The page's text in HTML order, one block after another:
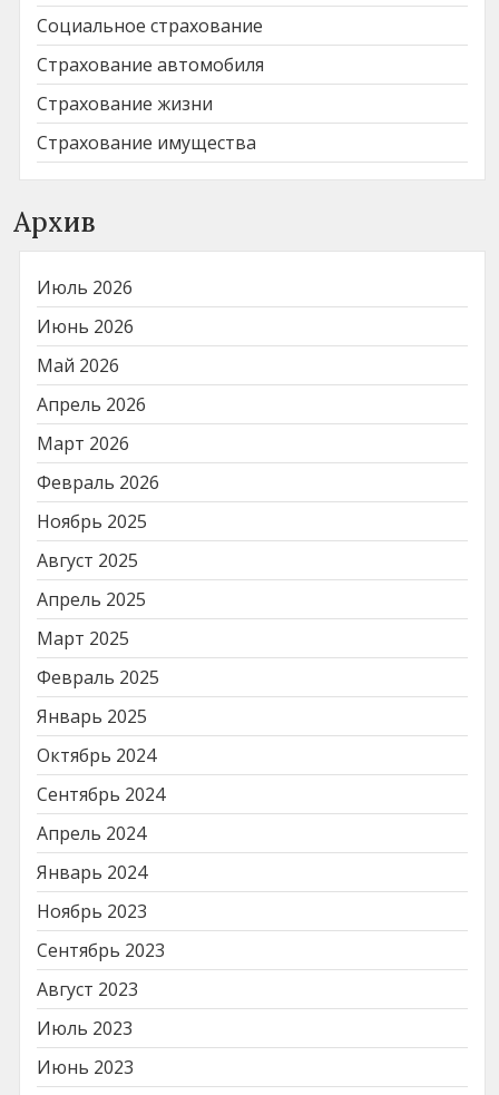
Социальное страхование
Страхование автомобиля
Страхование жизни
Страхование имущества
Архив
Июль 2026
Июнь 2026
Май 2026
Апрель 2026
Март 2026
Февраль 2026
Ноябрь 2025
Август 2025
Апрель 2025
Март 2025
Февраль 2025
Январь 2025
Октябрь 2024
Сентябрь 2024
Апрель 2024
Январь 2024
Ноябрь 2023
Сентябрь 2023
Август 2023
Июль 2023
Июнь 2023